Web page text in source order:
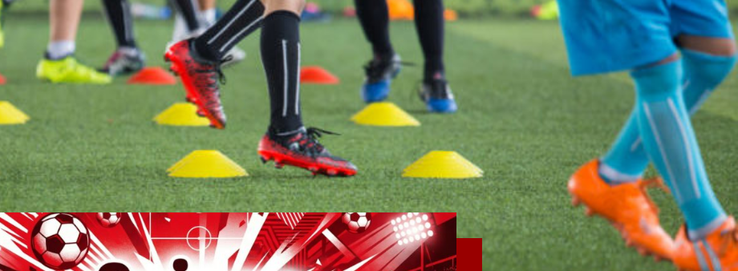
AGENDA
GALERIE
INFOS
CONTACT